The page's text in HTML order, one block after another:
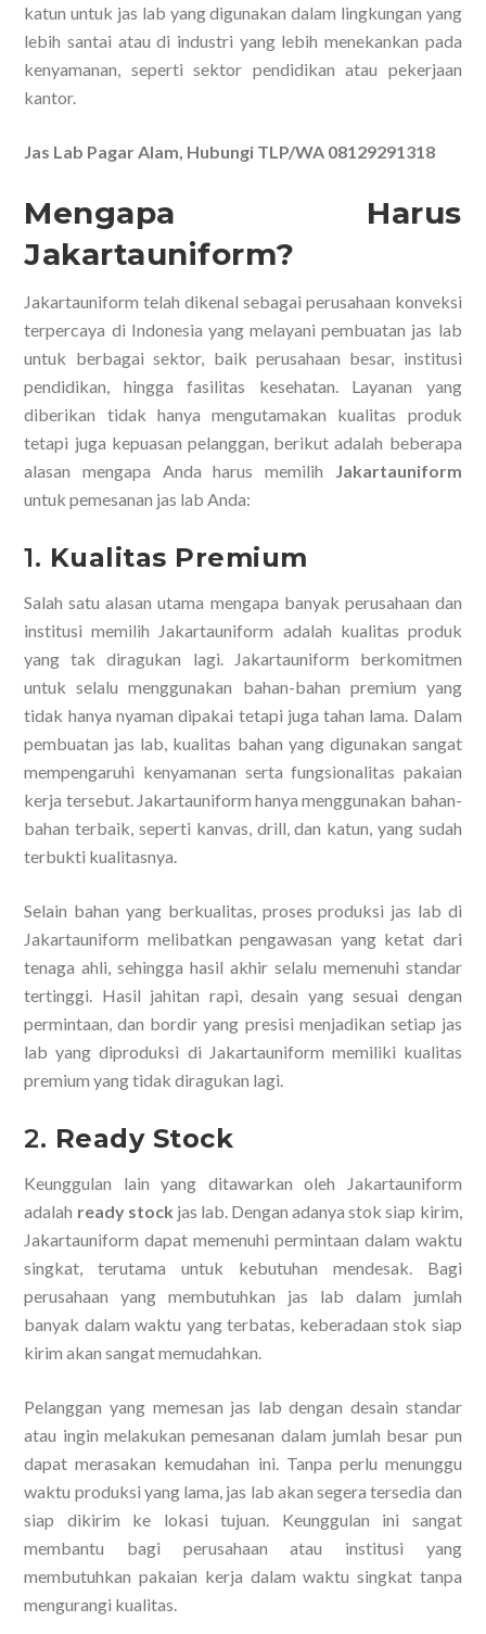
katun untuk jas lab yang digunakan dalam lingkungan yang
lebih santai atau di industri yang lebih menekankan pada
kenyamanan, seperti sektor pendidikan atau pekerjaan
kantor.
Jas Lab Pagar Alam, Hubungi TLP/WA 08129291318
Mengapa Harus
Jakartauniform?
Jakartauniform telah dikenal sebagai perusahaan konveksi
terpercaya di Indonesia yang melayani pembuatan jas lab
untuk berbagai sektor, baik perusahaan besar, institusi
pendidikan, hingga fasilitas kesehatan. Layanan yang
diberikan tidak hanya mengutamakan kualitas produk
tetapi juga kepuasan pelanggan, berikut adalah beberapa
alasan mengapa Anda harus memilih Jakartauniform
untuk pemesanan jas lab Anda:
1. Kualitas Premium
Salah satu alasan utama mengapa banyak perusahaan dan
institusi memilih Jakartauniform adalah kualitas produk
yang tak diragukan lagi. Jakartauniform berkomitmen
untuk selalu menggunakan bahan-bahan premium yang
tidak hanya nyaman dipakai tetapi juga tahan lama. Dalam
pembuatan jas lab, kualitas bahan yang digunakan sangat
mempengaruhi kenyamanan serta fungsionalitas pakaian
kerja tersebut. Jakartauniform hanya menggunakan bahan-
bahan terbaik, seperti kanvas, drill, dan katun, yang sudah
terbukti kualitasnya.
Selain bahan yang berkualitas, proses produksi jas lab di
Jakartauniform melibatkan pengawasan yang ketat dari
tenaga ahli, sehingga hasil akhir selalu memenuhi standar
tertinggi. Hasil jahitan rapi, desain yang sesuai dengan
permintaan, dan bordir yang presisi menjadikan setiap jas
lab yang diproduksi di Jakartauniform memiliki kualitas
premium yang tidak diragukan lagi.
2. Ready Stock
Keunggulan lain yang ditawarkan oleh Jakartauniform
adalah ready stock jas lab. Dengan adanya stok siap kirim,
Jakartauniform dapat memenuhi permintaan dalam waktu
singkat, terutama untuk kebutuhan mendesak. Bagi
perusahaan yang membutuhkan jas lab dalam jumlah
banyak dalam waktu yang terbatas, keberadaan stok siap
kirim akan sangat memudahkan.
Pelanggan yang memesan jas lab dengan desain standar
atau ingin melakukan pemesanan dalam jumlah besar pun
dapat merasakan kemudahan ini. Tanpa perlu menunggu
waktu produksi yang lama, jas lab akan segera tersedia dan
siap dikirim ke lokasi tujuan. Keunggulan ini sangat
membantu bagi perusahaan atau institusi yang
membutuhkan pakaian kerja dalam waktu singkat tanpa
mengurangi kualitas.